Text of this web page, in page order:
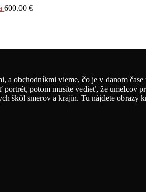
600.00 €
obchodníkmi vieme, čo je v danom
potom musíte vedieť, že umelcov
škôl smerov a krajín. Tu nájdete